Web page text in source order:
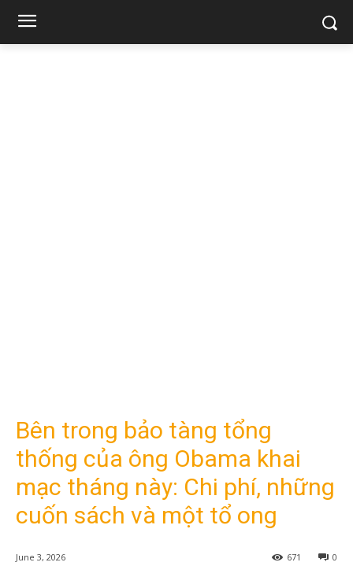
Bên trong bảo tàng tổng
thống của ông Obama khai
mạc tháng này: Chi phí, những
cuốn sách và một tổ ong
June 3, 2026 0
671